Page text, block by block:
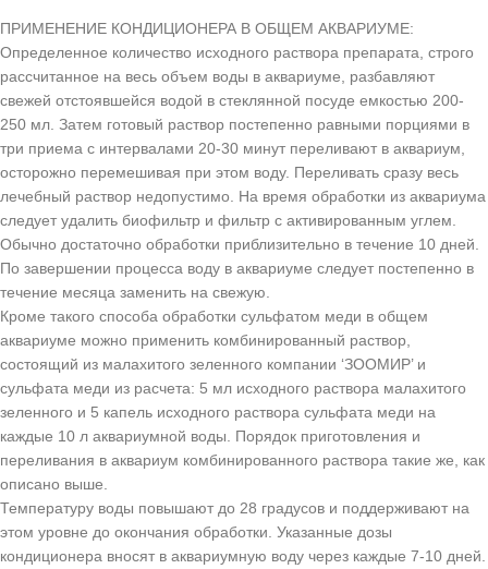
ПРИМЕНЕНИЕ КОНДИЦИОНЕРА В ОБЩЕМ АКВАРИУМЕ:
Определенное количество исходного раствора препарата, строго
рассчитанное на весь объем воды в аквариуме, разбавляют
свежей отстоявшейся водой в стеклянной посуде емкостью 200-
250 мл. Затем готовый раствор постепенно равными порциями в
три приема с интервалами 20-30 минут переливают в аквариум,
осторожно перемешивая при этом воду. Переливать сразу весь
лечебный раствор недопустимо. На время обработки из аквариума
следует удалить биофильтр и фильтр с активированным углем.
Обычно достаточно обработки приблизительно в течение 10 дней.
По завершении процесса воду в аквариуме следует постепенно в
течение месяца заменить на свежую.
Кроме такого способа обработки сульфатом меди в общем
аквариуме можно применить комбинированный раствор,
состоящий из малахитого зеленного компании ‘ЗООМИР’ и
сульфата меди из расчета: 5 мл исходного раствора малахитого
зеленного и 5 капель исходного раствора сульфата меди на
каждые 10 л аквариумной воды. Порядок приготовления и
переливания в аквариум комбинированного раствора такие же, как
описано выше.
Температуру воды повышают до 28 градусов и поддерживают на
этом уровне до окончания обработки. Указанные дозы
кондиционера вносят в аквариумную воду через каждые 7-10 дней.